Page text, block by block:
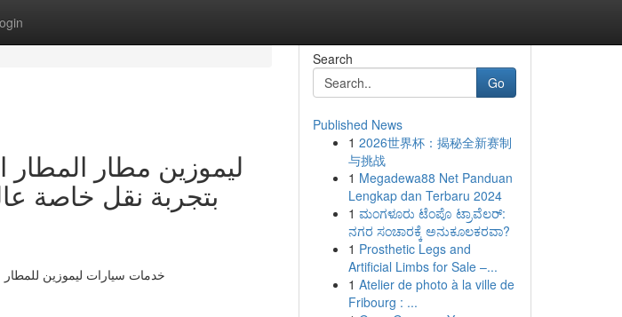
ليموزين مطار المطار
بتجربة نقل خاصة
خدمات سيارات ليموزين
Search
Go
Published News
1 2026世界杯：揭秘全新赛制
与挑战
1 Megadewa88 Net Panduan
Lengkap dan Terbaru 2024
1 ಮಂಗಳೂರು ಟೆಂಪೊ ಟ್ರಾವೆಲರ್:
ನಗರ ಸಂಚಾರಕ್ಕೆ ಅನುಕೂಲಕರವಾ?
1 Prosthetic Legs and
Artificial Limbs for Sale –...
1 Atelier de photo à la ville de
Fribourg : ...